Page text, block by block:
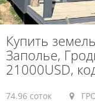
Купить
Заполье,
21000USD,
74.96 соток